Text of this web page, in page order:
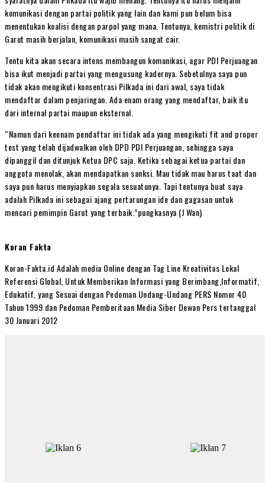
komunikasi dengan partai politik yang lain dan kami pun belum bisa
menentukan koalisi dengan parpol yang mana. Tentunya, kemistri politik di
Garut masih berjalan, komunikasi masih sangat cair.
Tentu kita akan secara intens membangun komunikasi, agar PDI Perjuangan
bisa ikut menjadi partai yang mengusung kadernya. Sebetulnya saya pun
tidak akan mengikuti konsentrasi Pilkada ini dari awal, saya tidak
mendaftar dalam penjaringan. Ada enam orang yang mendaftar, baik itu
dari internal partai maupun eksternal.
“Namun dari keenam pendaftar ini tidak ada yang mengikuti fit and proper
test yang telah dijadwalkan oleh DPD PDI Perjuangan, sehingga saya
dipanggil dan ditunjuk Ketua DPC saja. Ketika sebagai ketua partai dan
anggota menolak, akan mendapatkan sanksi. Mau tidak mau harus taat dan
saya pun harus menyiapkan segala sesuatunya. Tapi tentunya buat saya
adalah Pilkada ini sebagai ajang pertarungan ide dan gagasan untuk
mencari pemimpin Garut yang terbaik.”pungkasnya (J Wan)
Koran Fakta
Koran-Fakta.id Adalah media Online dengan Tag Line Kreativitas Lokal
Referensi Global, Untuk Memberikan Informasi yang Berimbang,Informatif,
Edukatif, yang Sesuai dengan Pedoman Undang-Undang PERS Nomor 40
Tahun 1999 dan Pedoman Pemberitaan Media Siber Dewan Pers tertanggal
30 Januari 2012